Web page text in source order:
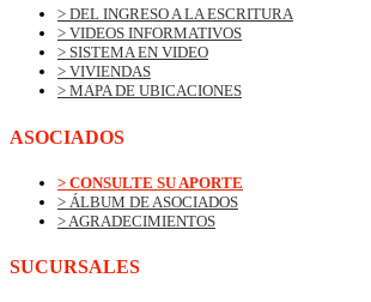
> DEL INGRESO A LA ESCRITURA
> VIDEOS INFORMATIVOS
> SISTEMA EN VIDEO
> VIVIENDAS
> MAPA DE UBICACIONES
ASOCIADOS
> CONSULTE SU APORTE
> ÁLBUM DE ASOCIADOS
> AGRADECIMIENTOS
SUCURSALES